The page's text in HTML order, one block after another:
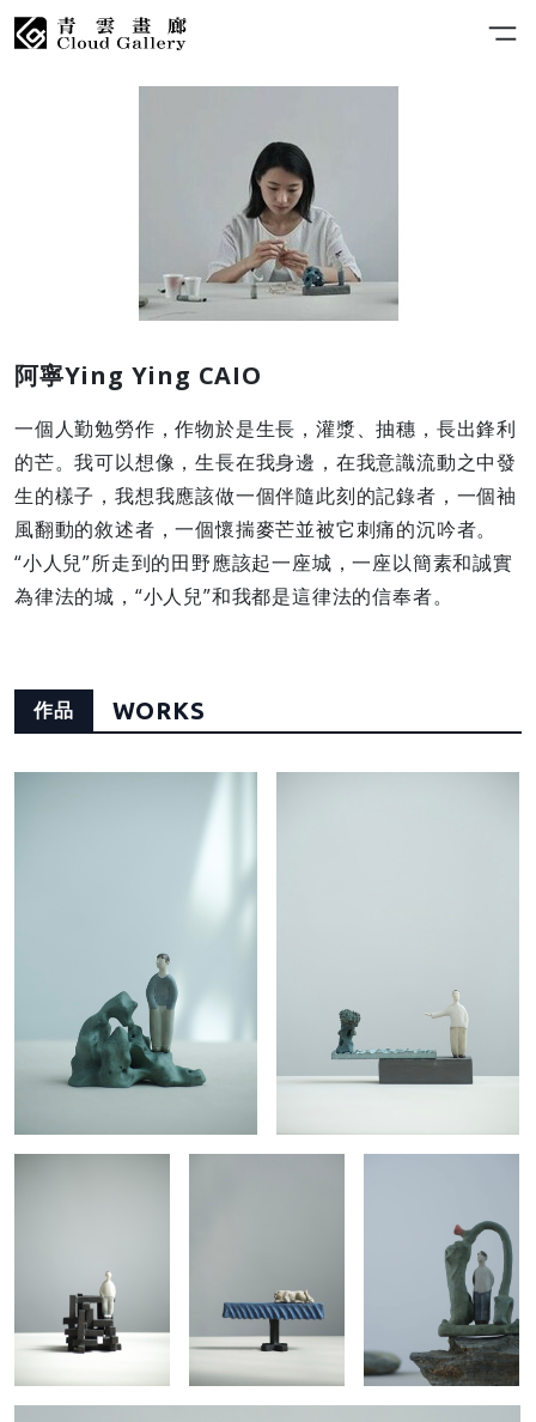
阿寧Ying Ying CAIO
一個人勤勉勞作，作物於是生長，灌漿、抽穗，長出鋒利
的芒。我可以想像，生長在我身邊，在我意識流動之中發
生的樣子，我想我應該做一個伴隨此刻的記錄者，一個袖
風翻動的敘述者，一個懷揣麥芒並被它刺痛的沉吟者。
“小人兒”所走到的田野應該起一座城，一座以簡素和誠實
為律法的城，“小人兒”和我都是這律法的信奉者。
作品 WORKS